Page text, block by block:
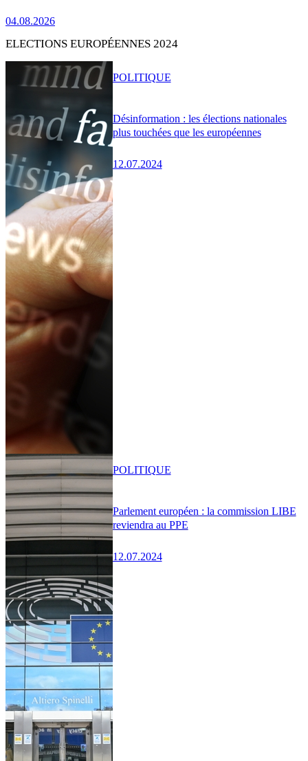
04.08.2026
ELECTIONS EUROPÉENNES 2024
Désinformation : les élections nationales
plus touchées que les européennes
12.07.2024
POLITIQUE
Parlement européen : la commission LIBE
reviendra au PPE
12.07.2024
POLITIQUE